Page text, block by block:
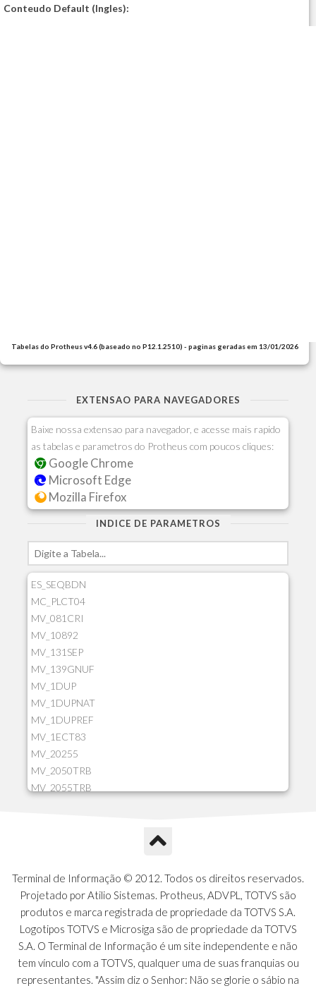
Conteudo Default (Ingles):
Tabelas do Protheus v4.6 (baseado no P12.1.2510) - paginas geradas em 13/01/2026
EXTENSAO PARA NAVEGADORES
Baixe nossa extensao para navegador, e acesse mais rapido
as tabelas e parametros do Protheus com poucos cliques:
Google Chrome
Microsoft Edge
Mozilla Firefox
INDICE DE PARAMETROS
ES_SEQBDN
MC_PLCT04
MV_081CRI
MV_10892
MV_131SEP
MV_139GNUF
MV_1DUP
MV_1DUPNAT
MV_1DUPREF
MV_1ECT83
MV_20255
MV_2050TRB
MV_2055TRB
MV_2GNOINC
MV_320SLD
MV_325PMDA
MV_330ATCM
MV_340LOCK
MV_3DUPREF
MV_5CLIFOR
Terminal de Informação © 2012. Todos os direitos reservados.
Projetado por Atilio Sistemas. Protheus, ADVPL, TOTVS são
produtos e marca registrada de propriedade da TOTVS S.A.
Logotipos TOTVS e Microsiga são de propriedade da TOTVS
S.A. O Terminal de Informação é um site independente e não
tem vínculo com a TOTVS, qualquer uma de suas franquias ou
representantes. "Assim diz o Senhor: Não se glorie o sábio na